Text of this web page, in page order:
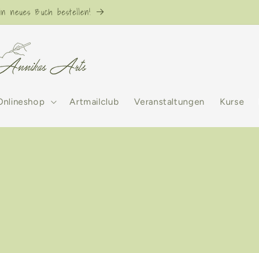
neues Buch bestellen!
Artmailclub Veranstaltungen Kurse